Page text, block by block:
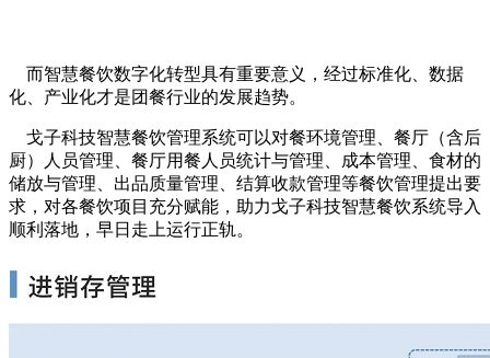
而智慧餐饮数字化转型具有重要意义，经过标准化、数据
化、产业化才是团餐行业的发展趋势。
戈子科技智慧餐饮管理系统可以对餐环境管理、餐厅（含后
厨）人员管理、餐厅用餐人员统计与管理、成本管理、食材的
储放与管理、出品质量管理、结算收款管理等餐饮管理提出要
求，对各餐饮项目充分赋能，助力戈子科技智慧餐饮系统导入
顺利落地，早日走上运行正轨。